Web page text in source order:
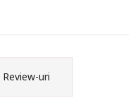
Review-uri